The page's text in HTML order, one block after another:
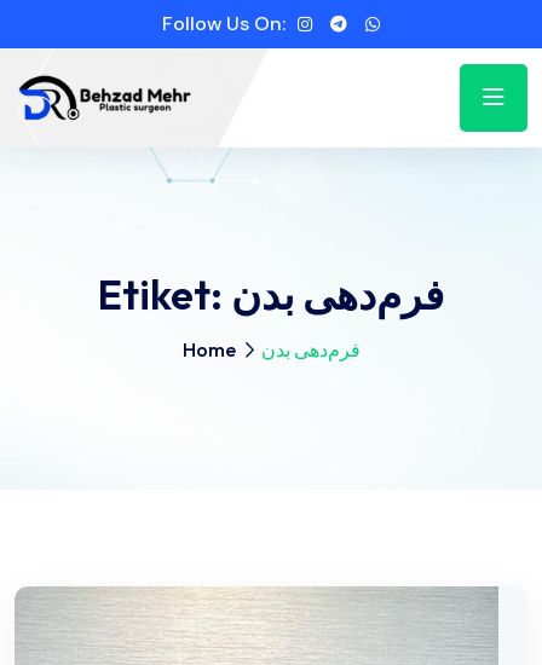
Follow Us On:
Etiket: فرم‌دهی بدن
Home فرم‌دهی بدن